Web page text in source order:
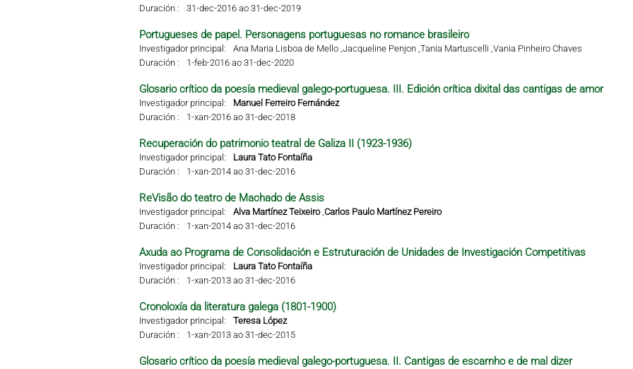
Duración :
31-dec-2016 ao 31-dec-2019
Portugueses de papel. Personagens portuguesas no romance brasileiro
Investigador principal: Ana Maria Lisboa de Mello ,Jacqueline Penjon ,Tania Martuscelli ,Vania Pinheiro Chaves
Duración :
1-feb-2016 ao 31-dec-2020
Glosario crítico da poesía medieval galego-portuguesa. III. Edición crítica dixital das cantigas de amor
Investigador principal:
Manuel Ferreiro Fernández
Duración :
1-xan-2016 ao 31-dec-2018
Recuperación do patrimonio teatral de Galiza II (1923-1936)
Investigador principal:
Laura Tato Fontaíña
Duración :
1-xan-2014 ao 31-dec-2016
ReVisão do teatro de Machado de Assis
Investigador principal: Alva Martínez Teixeiro,Carlos Paulo Martínez Pereiro
Duración :
1-xan-2014 ao 31-dec-2016
Axuda ao Programa de Consolidación e Estruturación de Unidades de Investigación Competitivas
Investigador principal:
Laura Tato Fontaíña
Duración :
1-xan-2013 ao 31-dec-2016
Cronoloxía da literatura galega (1801-1900)
Investigador principal:
Teresa López
Duración :
1-xan-2013 ao 31-dec-2015
Glosario crítico da poesía medieval galego-portuguesa. II. Cantigas de escarnho e de mal dizer